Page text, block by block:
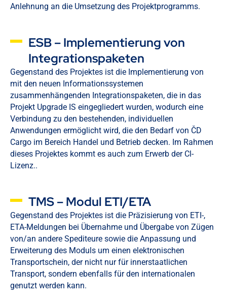
Anlehnung an die Umsetzung des Projektprogramms.
ESB – Implementierung von
Integrationspaketen
Gegenstand des Projektes ist die Implementierung von
mit den neuen Informationssystemen
zusammenhängenden Integrationspaketen, die in das
Projekt Upgrade IS eingegliedert wurden, wodurch eine
Verbindung zu den bestehenden, individuellen
Anwendungen ermöglicht wird, die den Bedarf von ČD
Cargo im Bereich Handel und Betrieb decken. Im Rahmen
dieses Projektes kommt es auch zum Erwerb der Cl-
Lizenz..
TMS – Modul ETI/ETA
Gegenstand des Projektes ist die Präzisierung von ETI-,
ETA-Meldungen bei Übernahme und Übergabe von Zügen
von/an andere Spediteure sowie die Anpassung und
Erweiterung des Moduls um einen elektronischen
Transportschein, der nicht nur für innerstaatlichen
Transport, sondern ebenfalls für den internationalen
genutzt werden kann.